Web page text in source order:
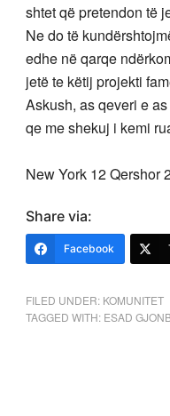
shtet që pretendon të
Ne do të
edhe në qarqe
jetë te këtij projekti
Askush, as qeveri e
qe me shekuj i kemi
New York 12 Qershor
Share via:
Facebook
FILED UNDER: KOMUNITET
TAGGED WITH: ESAD